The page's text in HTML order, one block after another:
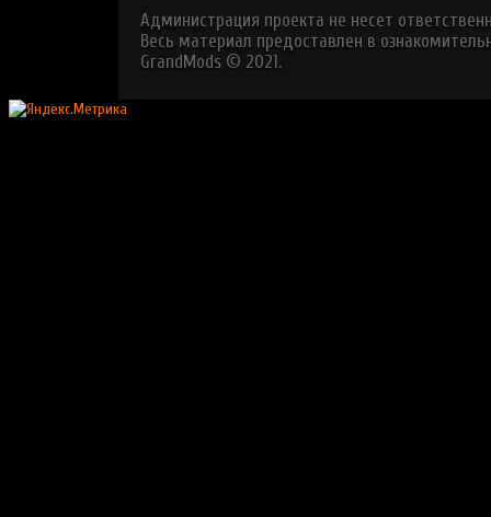
Администрация проекта не несет
Весь материал предоставлен в
GrandMods © 2021.